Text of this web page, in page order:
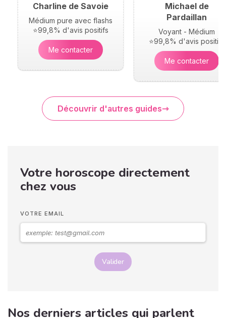
Charline de Savoie
Médium pure avec flashs
⭐99,8% d'avis positifs
Me contacter
Michael de
Pardaillan
Voyant - Médium
⭐99,8% d'avis positifs
Me contacter
Découvrir d'autres guides
Votre horoscope directement
chez vous
VOTRE EMAIL
Valider
Nos derniers articles qui parlent